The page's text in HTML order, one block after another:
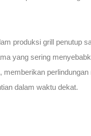
produksi grill penutup
yang sering
dalam waktu dekat.